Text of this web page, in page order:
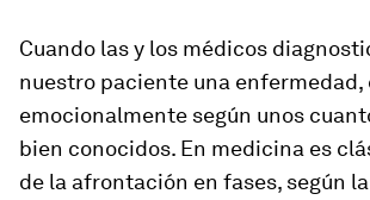
Cuando las y los médicos
nuestro paciente una enfermedad,
emocionalmente según unos
bien conocidos. En medicina es
de la afrontación en fases, según